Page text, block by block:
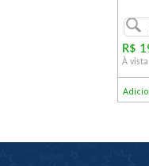
R$
À vista